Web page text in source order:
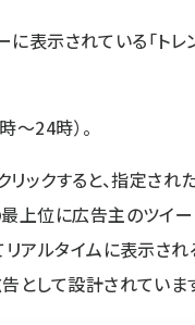
表示されている「トレ
24時）。
ックすると、指定され
上位に広告主のツイ
アルタイムに表示さ
として設計されていま